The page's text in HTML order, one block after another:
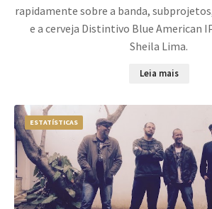
rapidamente sobre a banda, subprojetos,
e a cerveja Distintivo Blue American
Sheila Lima.
Leia mais
ESTATÍSTICAS